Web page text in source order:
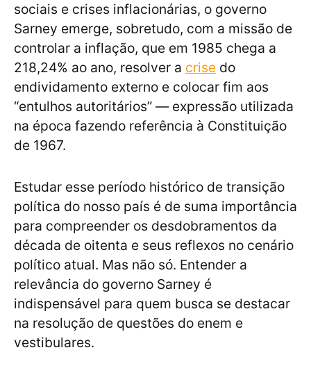
sociais e crises inflacionárias, o governo
Sarney emerge, sobretudo, com a missão de
controlar a inflação, que em 1985 chega a
218,24% ao ano, resolver a crise do
endividamento externo e colocar fim aos
“entulhos autoritários” — expressão utilizada
na época fazendo referência à Constituição
de 1967.
Estudar esse período histórico de transição
política do nosso país é de suma importância
para compreender os desdobramentos da
década de oitenta e seus reflexos no cenário
político atual. Mas não só. Entender a
relevância do governo Sarney é
indispensável para quem busca se destacar
na resolução de questões do enem e
vestibulares.